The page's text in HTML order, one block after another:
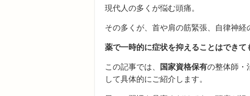
現代人の多くが悩む頭痛。
その多くが、首や肩の筋緊張、自律神経
薬で一時的に症状を抑えることはできて
この記事では、 国家資格保有の整体師・
して具体的にご紹介します。